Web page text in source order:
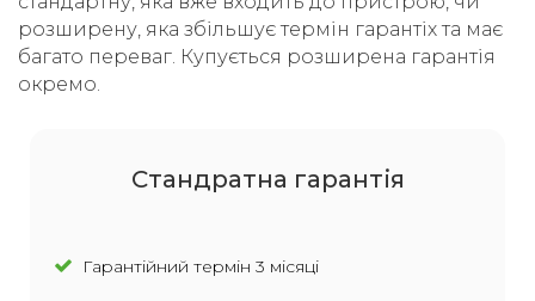
розширену, яка збільшує термін гарантіх та має
багато переваг. Купується розширена гарантія
окремо.
Cтандратна гарантія
Гарантійний термін 3 місяці